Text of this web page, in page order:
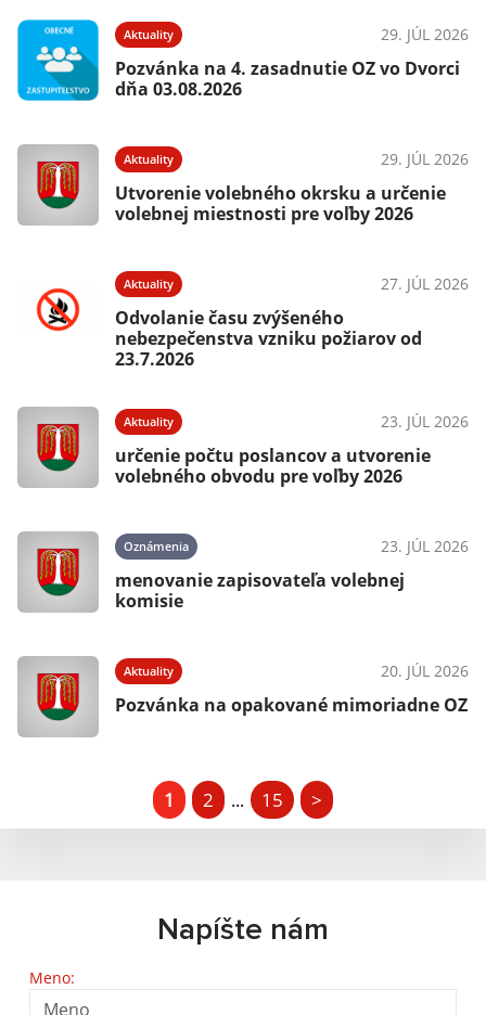
Aktuality 29. JÚL 2026
Pozvánka na 4. zasadnutie OZ vo Dvorci
dňa 03.08.2026
Aktuality 29. JÚL 2026
Utvorenie volebného okrsku a určenie
volebnej miestnosti pre voľby 2026
Aktuality 27. JÚL 2026
Odvolanie času zvýšeného
nebezpečenstva vzniku požiarov od
23.7.2026
Aktuality 23. JÚL 2026
určenie počtu poslancov a utvorenie
volebného obvodu pre voľby 2026
Oznámenia 23. JÚL 2026
menovanie zapisovateľa volebnej
komisie
Aktuality 20. JÚL 2026
Pozvánka na opakované mimoriadne OZ
1 2 ... 15 >
Napíšte nám
Meno: